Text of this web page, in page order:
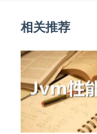
相关推荐